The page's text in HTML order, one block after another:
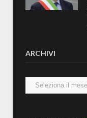
ARCHIVI
Archivi